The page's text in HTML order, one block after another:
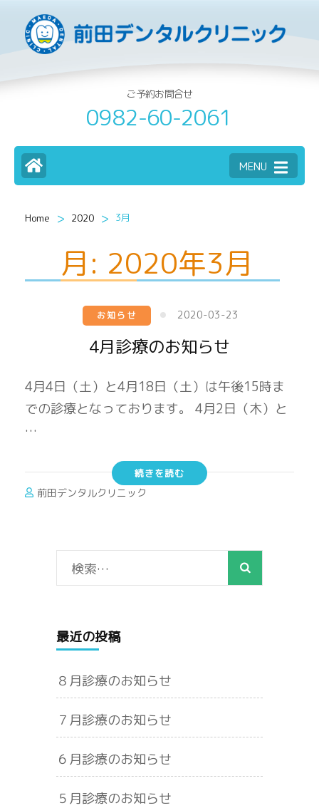
ご予約お問合せ
0982-60-2061
MENU
Home > 2020 > 3月
月: 2020年3月
お知らせ 2020-03-23
4月診療のお知らせ
4月4日（土）と4月18日（土）は午後15時ま
での診療となっております。 4月2日（木）と
…
続きを読む
前田デンタルクリニック
検
索:
最近の投稿
８月診療のお知らせ
７月診療のお知らせ
６月診療のお知らせ
５月診療のお知らせ